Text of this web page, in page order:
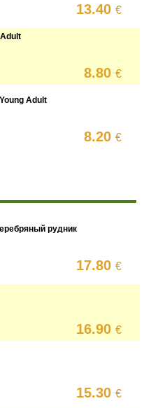
13.40€
8.80€
Adult
8.20€
рудник
17.80€
16.90€
15.30€